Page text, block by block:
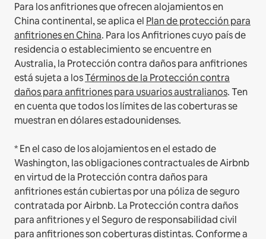
Para los anfitriones que ofrecen alojamientos en
China continental, se aplica el Plan de protección para
anfitriones en China. Para los Anfitriones cuyo país de
residencia o establecimiento se encuentre en
Australia, la Protección contra daños para anfitriones
está sujeta a losTérminos de la Protección contra
daños para anfitriones para usuarios australianos. Ten
en cuenta que todos los límites de las coberturas se
muestran en dólares estadounidenses.
* En el caso de los alojamientos en el estado de
Washington, las obligaciones contractuales de Airbnb
en virtud de la Protección contra daños para
anfitriones están cubiertas por una póliza de seguro
contratada por Airbnb. La Protección contra daños
para anfitriones y el Seguro de responsabilidad civil
para anfitriones son coberturas distintas. Conforme a